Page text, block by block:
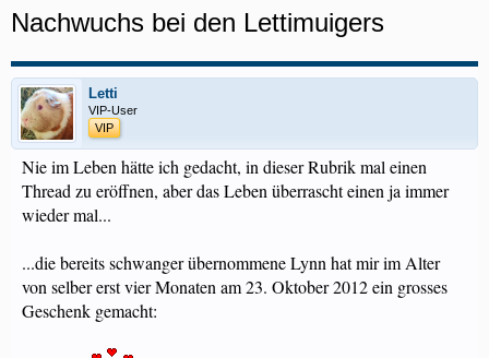
Nachwuchs bei den Lettimuigers
Letti
VIP-User
VIP
Nie im Leben hätte ich gedacht, in dieser Rubrik mal einen
Thread zu eröffnen, aber das Leben überrascht einen ja immer
wieder mal...
...die bereits schwanger übernommene Lynn hat mir im Alter
von selber erst vier Monaten am 23. Oktober 2012 ein grosses
Geschenk gemacht: